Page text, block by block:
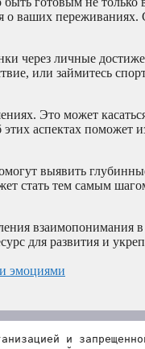
ваших переживаниях.
через личные
или займитесь
Это может
аспектах
выявить
стать тем самым
взаимопонимания
для развития и
эмоциями
и